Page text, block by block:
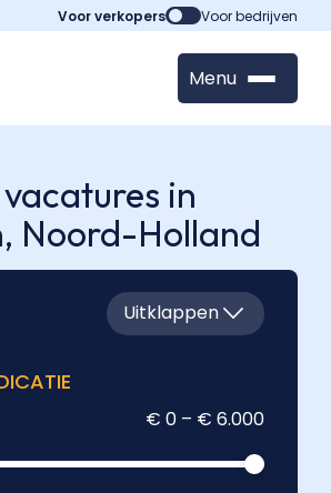
Voor verkopers Voor bedrijven
Menu
in
Noord-Holland
Uitklappen
€ 0 – € 6.000